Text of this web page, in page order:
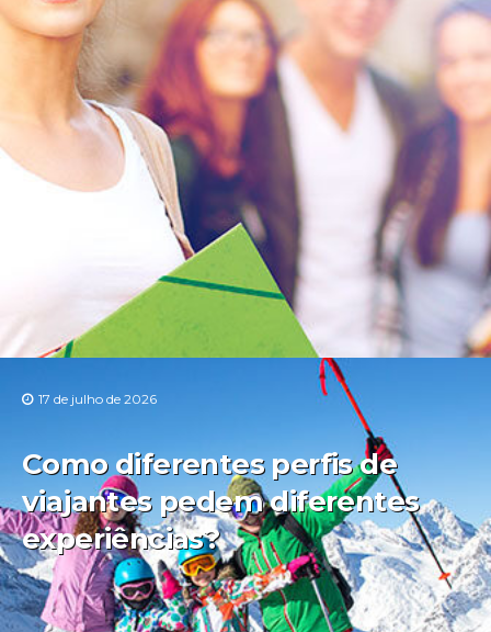
17 de julho de 2026
Como diferentes perfis de
viajantes pedem diferentes
experiências?